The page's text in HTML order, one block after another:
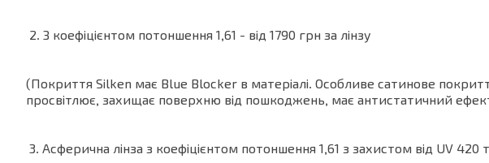
2. З коефіцієнтом потоншення 1,61 - від 1790 грн за лінзу
(Покриття Silken має Blue Blocker в матеріалі. Особливе сатинове
просвітлює, захищає поверхню від пошкоджень, має антистатичний
3. Асферична лінза з коефіцієнтом потоншення 1,61 з захистом від UV